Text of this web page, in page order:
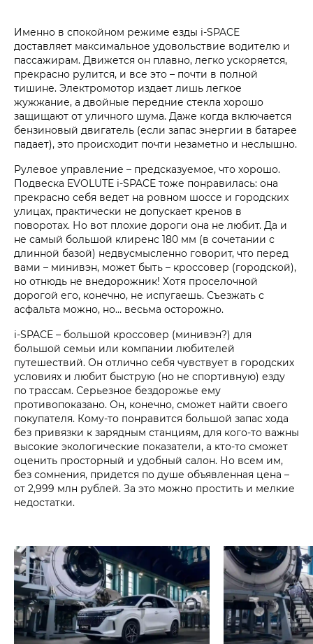
Именно в спокойном режиме езды i‑SPACE
доставляет максимальное удовольствие водителю и
пассажирам. Движется он плавно, легко ускоряется,
прекрасно рулится, и все это – почти в полной
тишине. Электромотор издает лишь легкое
жужжание, а двойные передние стекла хорошо
защищают от уличного шума. Даже когда включается
бензиновый двигатель (если запас энергии в батарее
падает), это происходит почти незаметно и неслышно.
Рулевое управление – предсказуемое, что хорошо.
Подвеска EVOLUTE i‑SPACE тоже понравилась: она
прекрасно себя ведет на ровном шоссе и городских
улицах, практически не допускает кренов в
поворотах. Но вот плохие дороги она не любит. Да и
не самый большой клиренс 180 мм (в сочетании с
длинной базой) недвусмысленно говорит, что перед
вами – минивэн, может быть – кроссовер (городской),
но отнюдь не внедорожник! Хотя проселочной
дорогой его, конечно, не испугаешь. Съезжать с
асфальта можно, но… весьма осторожно.
i‑SPACE – большой кроссовер (минивэн?) для
большой семьи или компании любителей
путешествий. Он отлично себя чувствует в городских
условиях и любит быструю (но не спортивную) езду
по трассам. Серьезное бездорожье ему
противопоказано. Он, конечно, сможет найти своего
покупателя. Кому-то понравится большой запас хода
без привязки к зарядным станциям, для кого-то важны
высокие экологические показатели, а кто-то сможет
оценить просторный и удобный салон. Но всем им,
без сомнения, придется по душе объявленная цена –
от 2,999 млн рублей. За это можно простить и мелкие
недостатки.